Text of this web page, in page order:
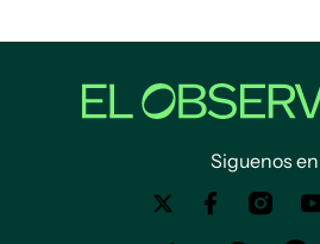
Siguenos